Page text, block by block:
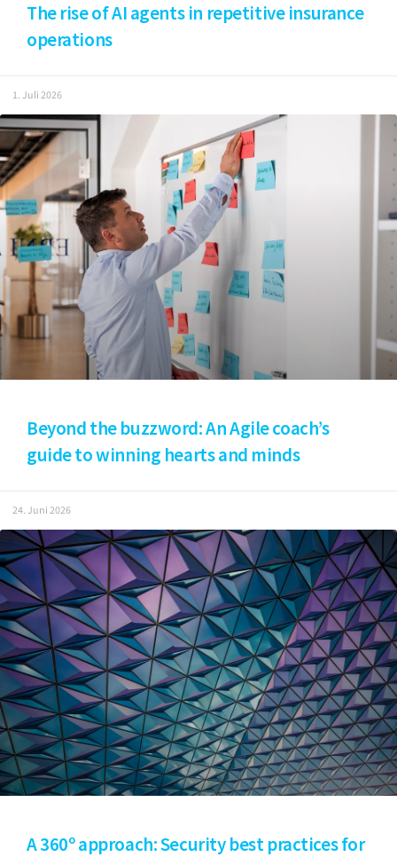
The rise of AI agents in repetitive insurance
operations
1. Juli 2026
Beyond the buzzword: An Agile coach’s
guide to winning hearts and minds
24. Juni 2026
A 360º approach: Security best practices for